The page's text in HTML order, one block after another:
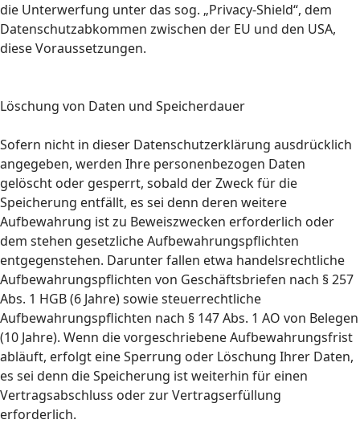
die Unterwerfung unter das sog. „Privacy-Shield“, dem
Datenschutzabkommen zwischen der EU und den USA,
diese Voraussetzungen.
Löschung von Daten und Speicherdauer
Sofern nicht in dieser Datenschutzerklärung ausdrücklich
angegeben, werden Ihre personenbezogen Daten
gelöscht oder gesperrt, sobald der Zweck für die
Speicherung entfällt, es sei denn deren weitere
Aufbewahrung ist zu Beweiszwecken erforderlich oder
dem stehen gesetzliche Aufbewahrungspflichten
entgegenstehen. Darunter fallen etwa handelsrechtliche
Aufbewahrungspflichten von Geschäftsbriefen nach § 257
Abs. 1 HGB (6 Jahre) sowie steuerrechtliche
Aufbewahrungspflichten nach § 147 Abs. 1 AO von Belegen
(10 Jahre). Wenn die vorgeschriebene Aufbewahrungsfrist
abläuft, erfolgt eine Sperrung oder Löschung Ihrer Daten,
es sei denn die Speicherung ist weiterhin für einen
Vertragsabschluss oder zur Vertragserfüllung
erforderlich.